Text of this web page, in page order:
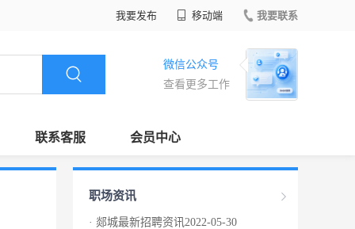
我要发布 移动端 我要联系
微信公众号
查看更多工作
联系客服 会员中心
职场资讯
· 郯城最新招聘资讯2022-05-30